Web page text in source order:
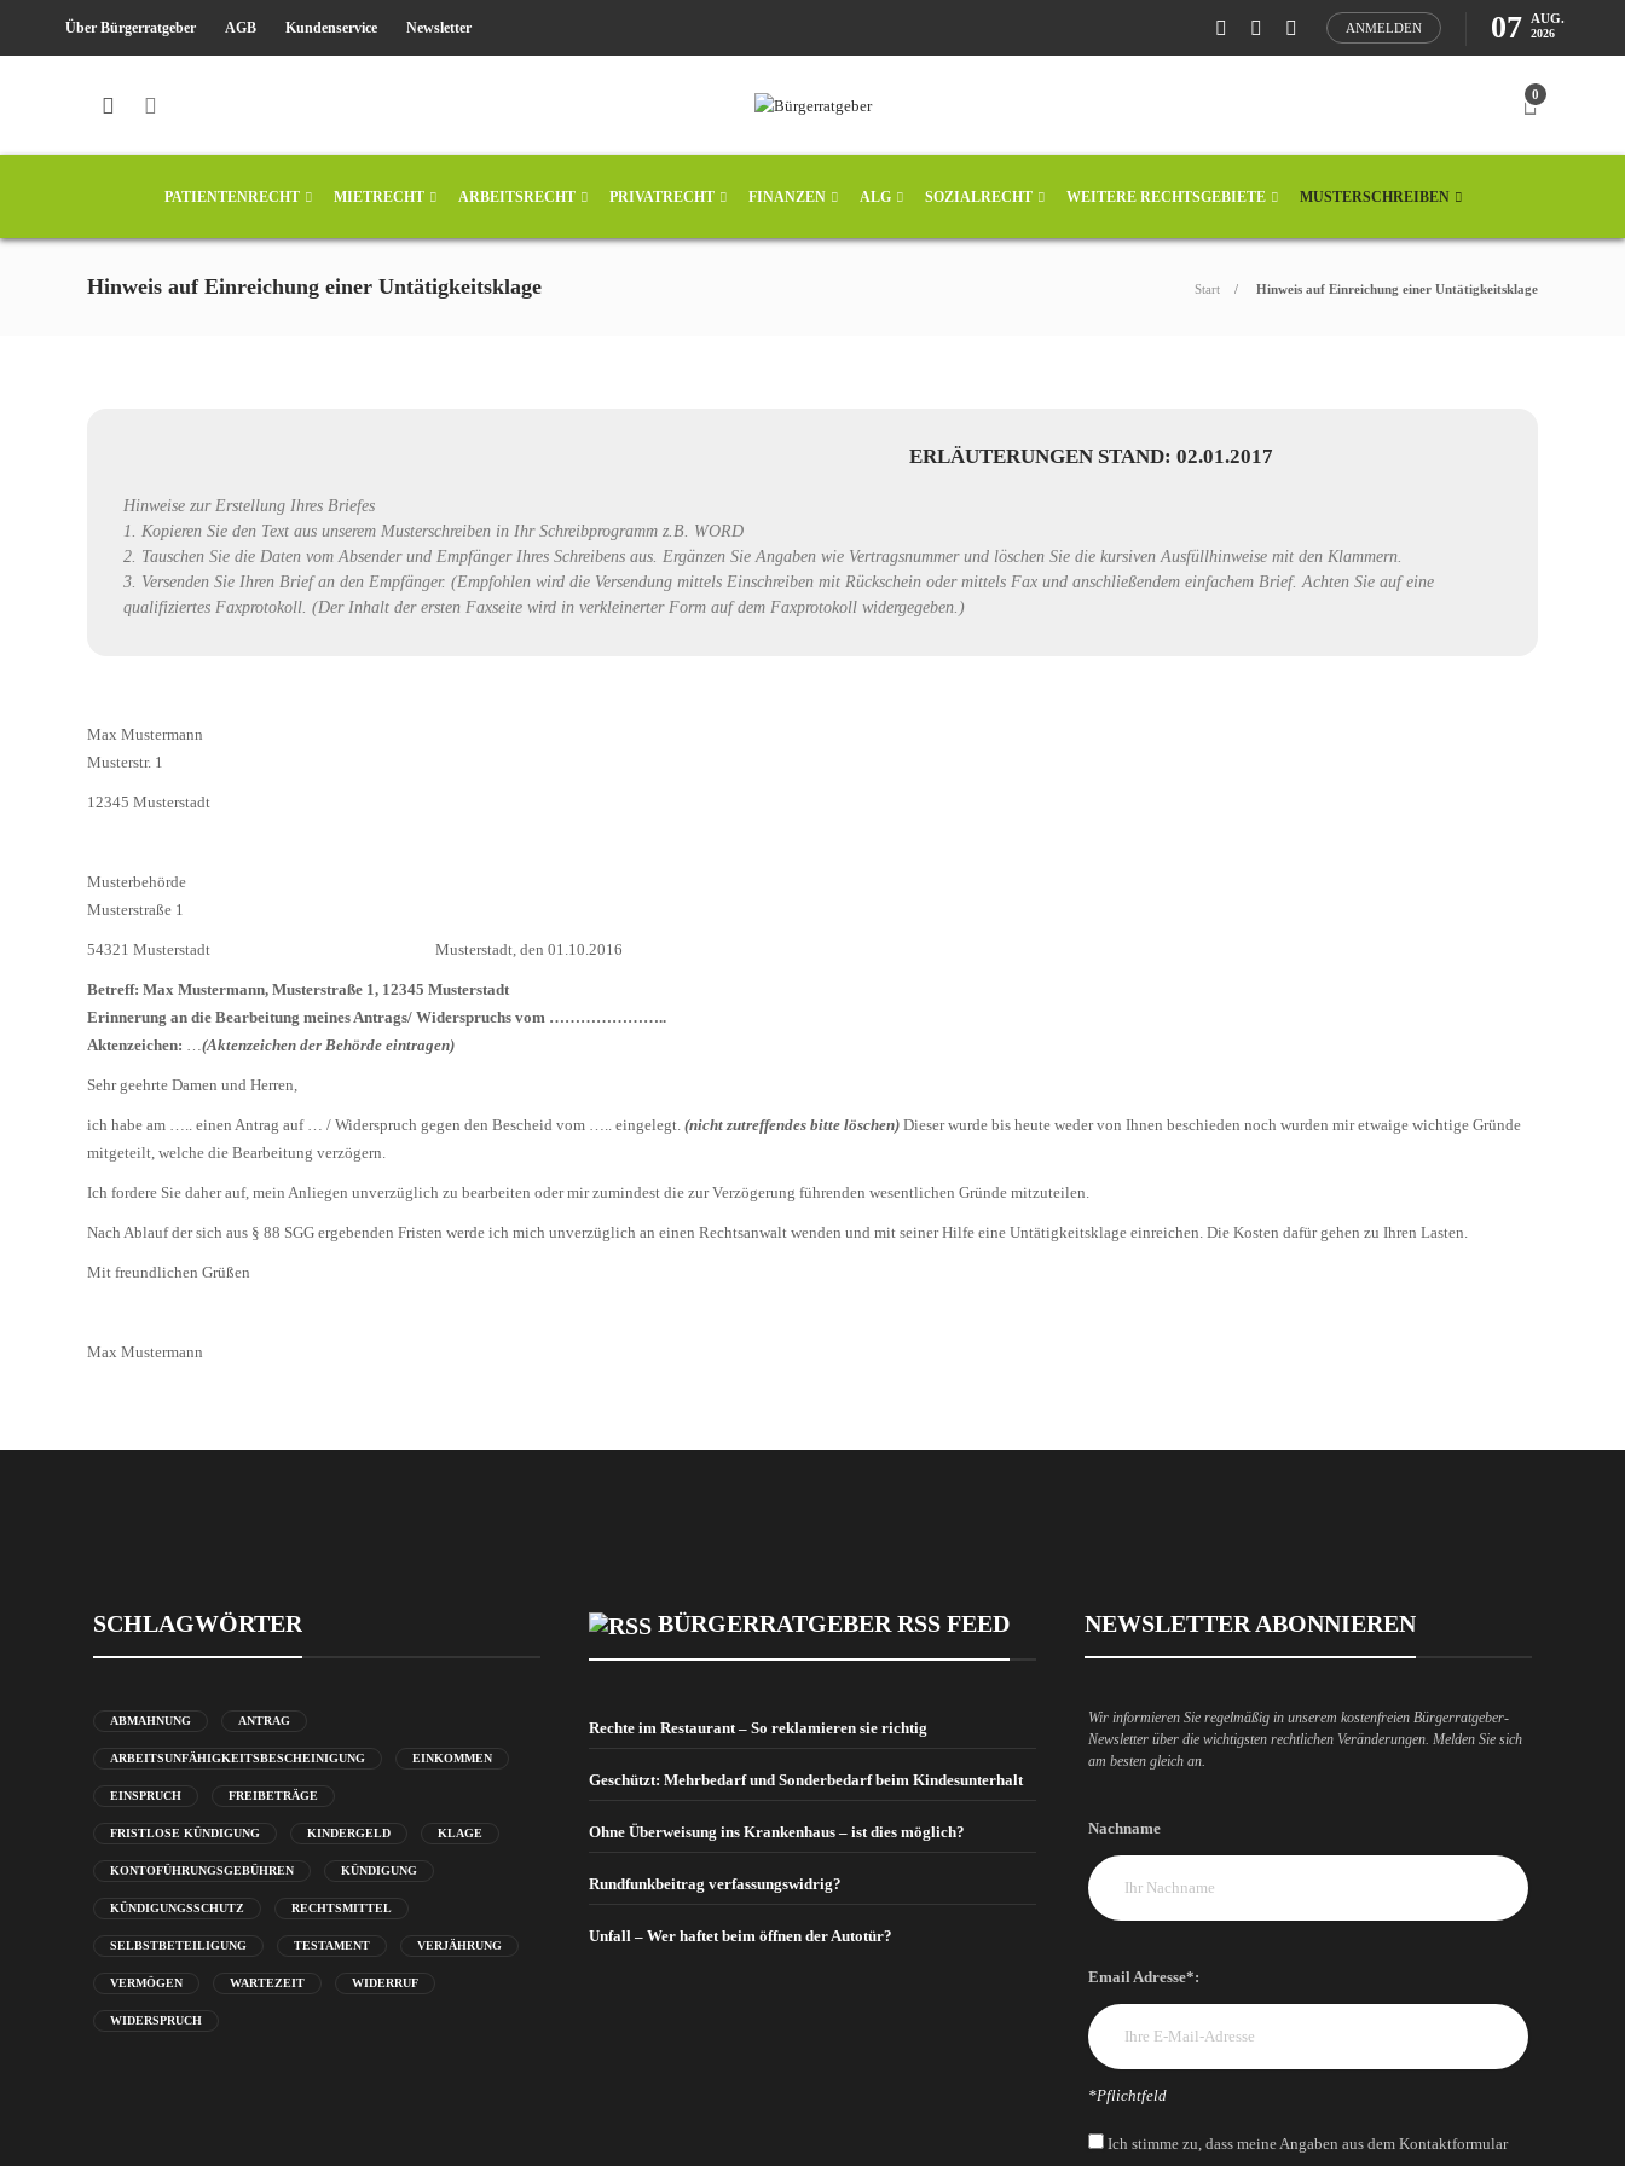
Über Bürgerratgeber AGB Kundenservice Newsletter ANMELDEN 07 AUG.
2026
0
PATIENTENRECHT MIETRECHT ARBEITSRECHT PRIVATRECHT FINANZEN ALG SOZIALRECHT WEITERE RECHTSGEBIETE MUSTERSCHREIBEN
Hinweis auf Einreichung einer Untätigkeitsklage Start Hinweis auf Einreichung einer Untätigkeitsklage
ERLÄUTERUNGEN STAND: 02.01.2017
Hinweise zur Erstellung Ihres Briefes
1. Kopieren Sie den Text aus unserem Musterschreiben in Ihr Schreibprogramm z.B. WORD
2. Tauschen Sie die Daten vom Absender und Empfänger Ihres Schreibens aus. Ergänzen Sie Angaben wie Vertragsnummer und löschen Sie die kursiven Ausfüllhinweise mit den Klammern.
3. Versenden Sie Ihren Brief an den Empfänger. (Empfohlen wird die Versendung mittels Einschreiben mit Rückschein oder mittels Fax und anschließendem einfachem Brief. Achten Sie auf eine
qualifiziertes Faxprotokoll. (Der Inhalt der ersten Faxseite wird in verkleinerter Form auf dem Faxprotokoll widergegeben.)
Max Mustermann
Musterstr. 1
12345 Musterstadt
Musterbehörde
Musterstraße 1
54321 Musterstadt Musterstadt, den 01.10.2016
Betreff: Max Mustermann, Musterstraße 1, 12345 Musterstadt
Erinnerung an die Bearbeitung meines Antrags/ Widerspruchs vom …………………..
Aktenzeichen: …(Aktenzeichen der Behörde eintragen)
Sehr geehrte Damen und Herren,
ich habe am ….. einen Antrag auf … / Widerspruch gegen den Bescheid vom ….. eingelegt. (nicht zutreffendes bitte löschen) Dieser wurde bis heute weder von Ihnen beschieden noch wurden mir etwaige wichtige Gründe
mitgeteilt, welche die Bearbeitung verzögern.
Ich fordere Sie daher auf, mein Anliegen unverzüglich zu bearbeiten oder mir zumindest die zur Verzögerung führenden wesentlichen Gründe mitzuteilen.
Nach Ablauf der sich aus § 88 SGG ergebenden Fristen werde ich mich unverzüglich an einen Rechtsanwalt wenden und mit seiner Hilfe eine Untätigkeitsklage einreichen. Die Kosten dafür gehen zu Ihren Lasten.
Mit freundlichen Grüßen
Max Mustermann
SCHLAGWÖRTER
ABMAHNUNG ANTRAG
ARBEITSUNFÄHIGKEITSBESCHEINIGUNG EINKOMMEN
EINSPRUCH FREIBETRÄGE
FRISTLOSE KÜNDIGUNG KINDERGELD KLAGE
KONTOFÜHRUNGSGEBÜHREN KÜNDIGUNG
KÜNDIGUNGSSCHUTZ RECHTSMITTEL
SELBSTBETEILIGUNG TESTAMENT VERJÄHRUNG
VERMÖGEN WARTEZEIT WIDERRUF
WIDERSPRUCH
BÜRGERRATGEBER RSS FEED
Rechte im Restaurant – So reklamieren sie richtig
Geschützt: Mehrbedarf und Sonderbedarf beim Kindesunterhalt
Ohne Überweisung ins Krankenhaus – ist dies möglich?
Rundfunkbeitrag verfassungswidrig?
Unfall – Wer haftet beim öffnen der Autotür?
NEWSLETTER ABONNIEREN
Wir informieren Sie regelmäßig in unserem kostenfreien Bürgerratgeber-
Newsletter über die wichtigsten rechtlichen Veränderungen. Melden Sie sich
am besten gleich an.
Nachname
Email Adresse*:
*Pflichtfeld
Ich stimme zu, dass meine Angaben aus dem Kontaktformular